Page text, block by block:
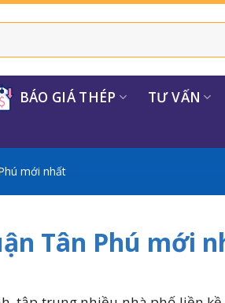
BÁO GIÁ THÉP TƯ VẤN
mới nhất
Tân Phú mới